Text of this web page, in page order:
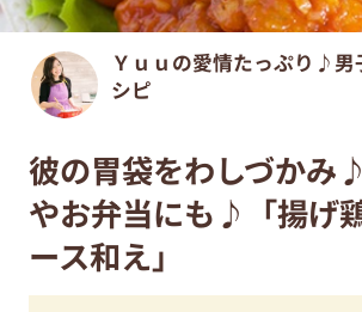
Ｙｕｕの愛情たっぷり♪男
シピ
彼の胃袋をわしづかみ
やお弁当にも♪「揚げ
ース和え」